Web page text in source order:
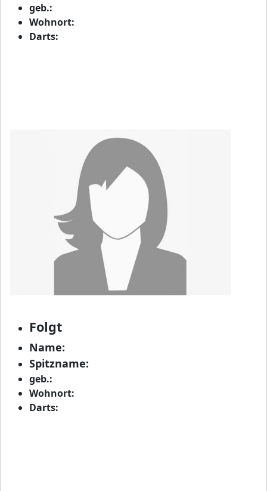
geb.:
Wohnort:
Darts:
Folgt
Name:
Spitzname:
geb.:
Wohnort:
Darts: